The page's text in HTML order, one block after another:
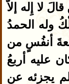
لا إِله إلاَّ
وله الحمدُ
أنفُسٍ من
عليه أربعُ
يجزئه عن